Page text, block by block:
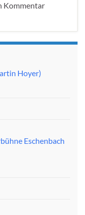
Kommentar
Hoyer)
Eschenbach